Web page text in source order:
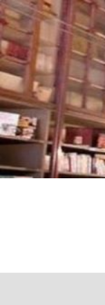
Skip
to
content